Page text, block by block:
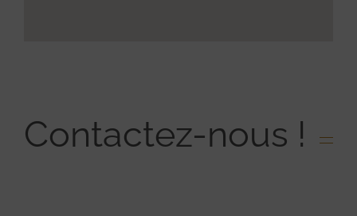
Contactez-nous !